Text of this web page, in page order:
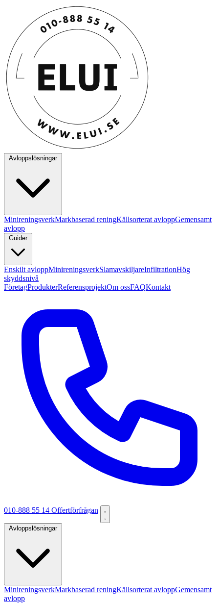
Avloppslösningar
MinireningsverkMarkbaserad reningKällsorterat avloppGemensamt
avlopp
Guider
Enskilt avloppMinireningsverkSlamavskiljareInfiltrationHög
skyddsnivå
FöretagProdukterReferensprojektOm ossFAQKontakt
010-888 55 14 Offertförfrågan
Avloppslösningar
MinireningsverkMarkbaserad reningKällsorterat avloppGemensamt
avlopp